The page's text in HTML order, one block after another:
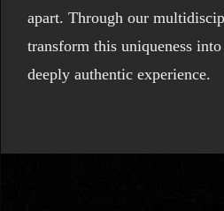
apart. Through our
transform this uniqueness
deeply authentic experience.